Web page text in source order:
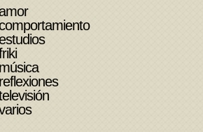
música
reflexiones